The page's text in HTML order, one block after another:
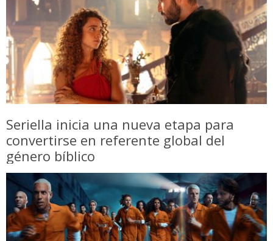
Seriella inicia una nueva etapa para
convertirse en referente global del
género bíblico